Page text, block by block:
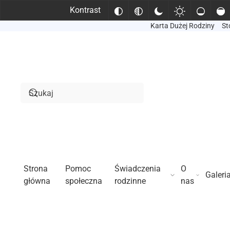
Kontrast
Karta Dużej Rodziny
Strona
główna
Pomoc
społeczna
Świadczenia
rodzinne
O
nas